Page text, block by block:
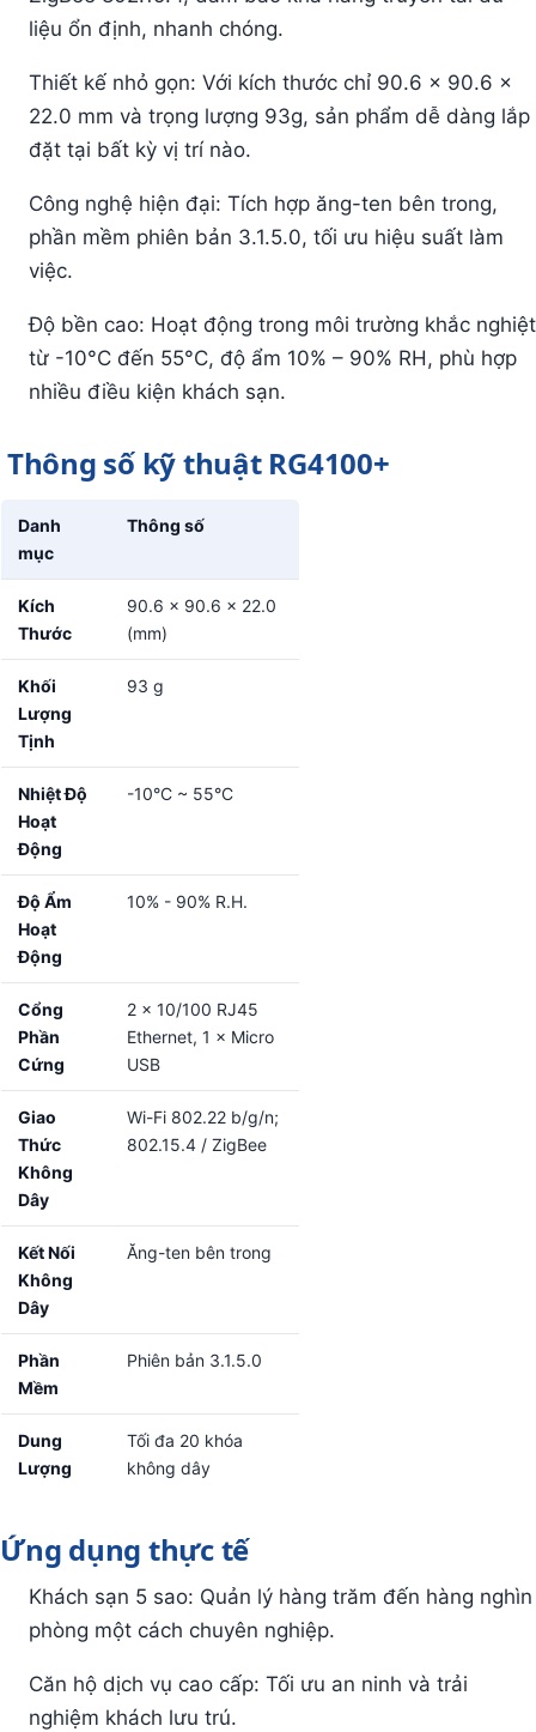
liệu ổn định, nhanh chóng.
Thiết kế nhỏ gọn: Với kích thước chỉ 90.6 × 90.6 ×
22.0 mm và trọng lượng 93g, sản phẩm dễ dàng lắp
đặt tại bất kỳ vị trí nào.
Công nghệ hiện đại: Tích hợp ăng-ten bên trong,
phần mềm phiên bản 3.1.5.0, tối ưu hiệu suất làm
việc.
Độ bền cao: Hoạt động trong môi trường khắc nghiệt
từ -10°C đến 55°C, độ ẩm 10% – 90% RH, phù hợp
nhiều điều kiện khách sạn.
Thông số kỹ thuật RG4100+
Danh
mục
Thông số
Kích
Thước
90.6 × 90.6 × 22.0
(mm)
Khối
Lượng
Tịnh
93 g
Nhiệt Độ
Hoạt
Động
-10°C ~ 55°C
Độ Ẩm
Hoạt
Động
10% - 90% R.H.
Cổng
Phần
Cứng
2 × 10/100 RJ45
Ethernet, 1 × Micro
USB
Giao
Thức
Không
Dây
Wi-Fi 802.22 b/g/n;
802.15.4 / ZigBee
Kết Nối
Không
Dây
Ăng-ten bên trong
Phần
Mềm
Phiên bản 3.1.5.0
Dung
Lượng
Tối đa 20 khóa
không dây
Ứng dụng thực tế
Khách sạn 5 sao: Quản lý hàng trăm đến hàng nghìn
phòng một cách chuyên nghiệp.
Căn hộ dịch vụ cao cấp: Tối ưu an ninh và trải
nghiệm khách lưu trú.